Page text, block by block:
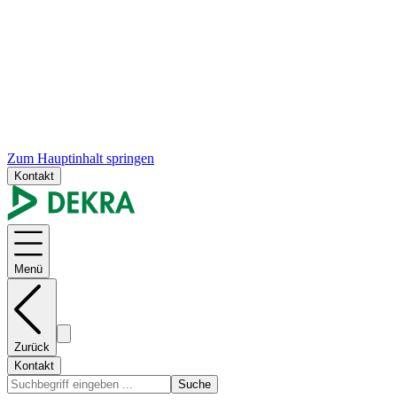
Zum Hauptinhalt springen
Kontakt
Menü
Zurück
Kontakt
Suche